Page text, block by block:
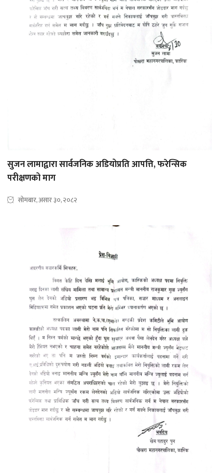
सुजन लामाद्वारा सार्वजनिक अडियोप्रति आपत्ति, फरेन्सिक
परीक्षणको माग
सोमबार, असार ३०, २०८२